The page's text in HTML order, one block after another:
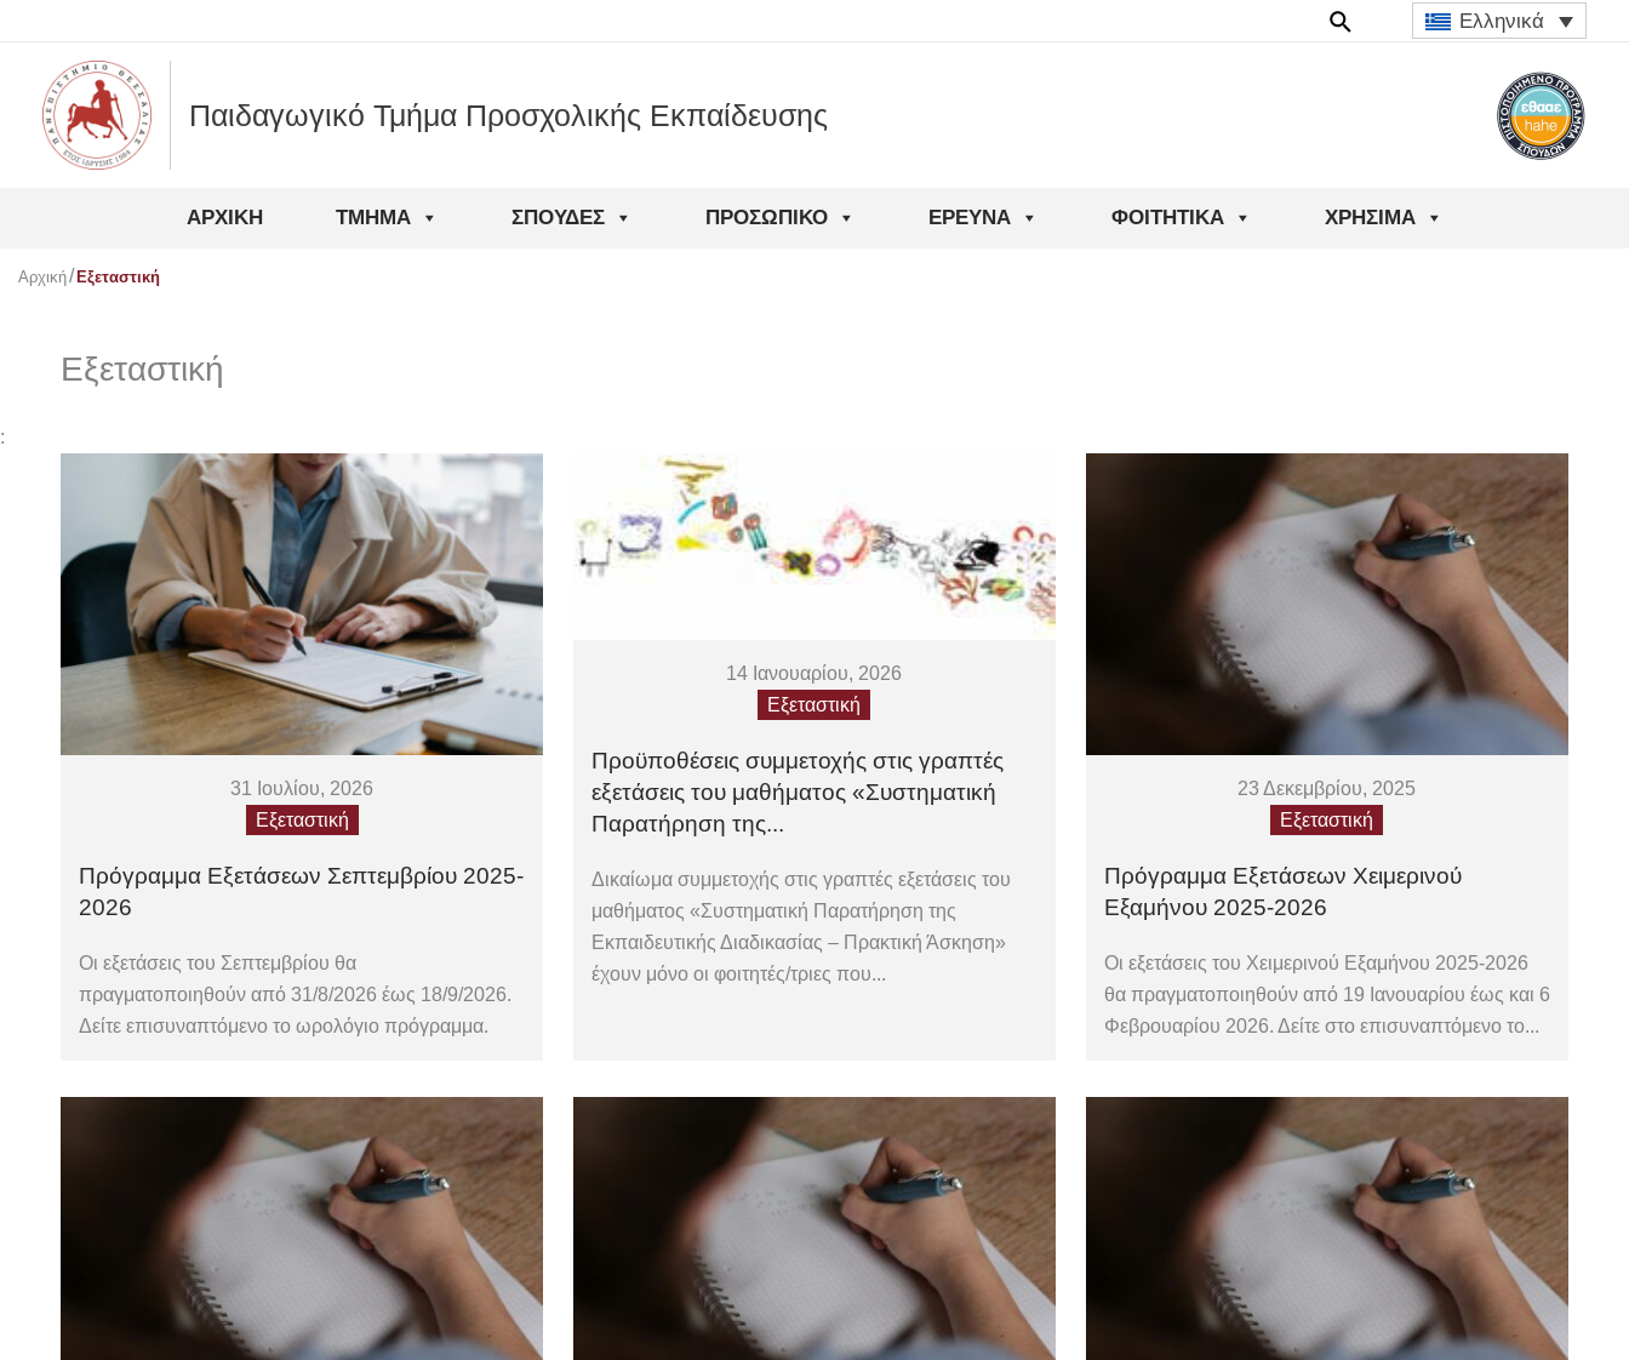
περιεχόμενο
Ελληνικά
Παιδαγωγικό Τμήμα Προσχολικής Εκπαίδευσης
ΑΡΧΙΚΉ ΤΜΉΜΑ ΣΠΟΥΔΈΣ ΠΡΟΣΩΠΙΚΌ ΈΡΕΥΝΑ ΦΟΙΤΗΤΙΚΆ ΧΡΉΣΙΜΑ
Αρχική Εξεταστική
Εξεταστική
:
31 Ιουλίου, 2026
Εξεταστική
Πρόγραμμα Εξετάσεων Σεπτεμβρίου 2025-
2026
Οι εξετάσεις του Σεπτεμβρίου θα
πραγματοποιηθούν από 31/8/2026 έως 18/9/2026.
Δείτε επισυναπτόμενο το ωρολόγιο πρόγραμμα.
14 Ιανουαρίου, 2026
Εξεταστική
Προϋποθέσεις συμμετοχής στις γραπτές
εξετάσεις του μαθήματος «Συστηματική
Παρατήρηση της...
Δικαίωμα συμμετοχής στις γραπτές εξετάσεις του
μαθήματος «Συστηματική Παρατήρηση της
Εκπαιδευτικής Διαδικασίας – Πρακτική Άσκηση»
έχουν μόνο οι φοιτητές/τριες που...
23 Δεκεμβρίου, 2025
Εξεταστική
Πρόγραμμα Εξετάσεων Χειμερινού
Εξαμήνου 2025-2026
Οι εξετάσεις του Χειμερινού Εξαμήνου 2025-2026
θα πραγματοποιηθούν από 19 Ιανουαρίου έως και 6
Φεβρουαρίου 2026. Δείτε στο επισυναπτόμενο το...